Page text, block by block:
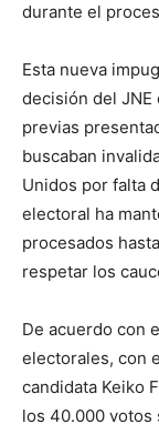
durante el
Esta nueva
decisión del
previas
buscaban
Unidos por falta
electoral ha
procesados
respetar los
De acuerdo con
electorales, con
candidata Keiko
los 40.000 votos